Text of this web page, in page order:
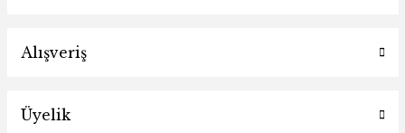
Alışveriş
Üyelik